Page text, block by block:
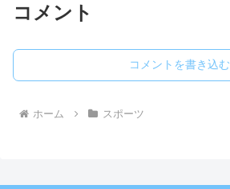
コメント
コメントを書き込む
ホーム スポーツ